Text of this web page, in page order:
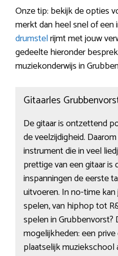
Onze tip: bekijk de opties
merkt dan heel snel of
drumstelrijmt met jouw
gedeelte hieronder
muziekonderwijs in
Gitaarles
De gitaar is ontzettend
de veelzijdigheid.
instrument die in veel
prettige van een gitaar is
inspanningen de eerste
uitvoeren. In no-time
spelen, van hiphop tot
spelen in Grubbenvorst?
mogelijkheden: een prive
plaatselijk muziekschool